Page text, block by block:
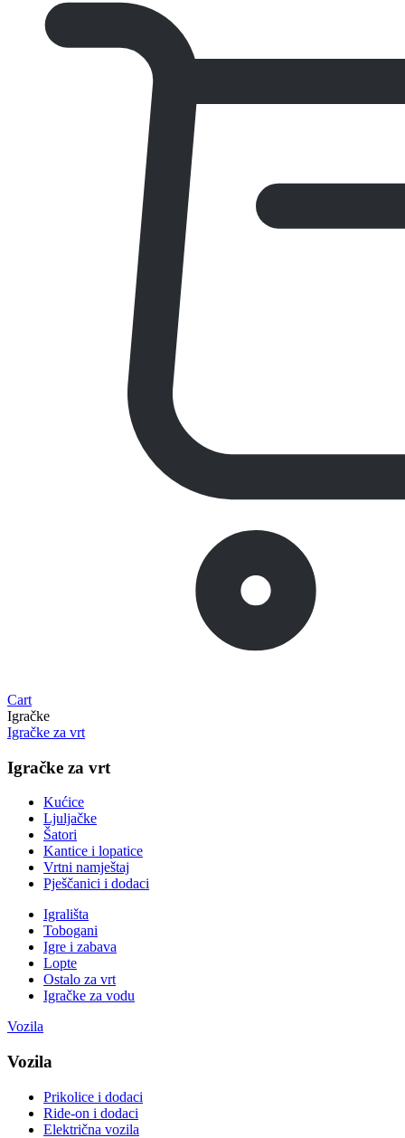
Cart
Igračke
Igračke za vrt
Igračke za vrt
Kućice
Ljuljačke
Šatori
Kantice i lopatice
Vrtni namještaj
Pješčanici i dodaci
Igrališta
Tobogani
Igre i zabava
Lopte
Ostalo za vrt
Igračke za vodu
Vozila
Vozila
Prikolice i dodaci
Ride-on i dodaci
Električna vozila